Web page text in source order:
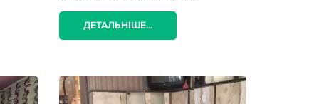
Рынок метро
ДЕТАЛЬНІШЕ...